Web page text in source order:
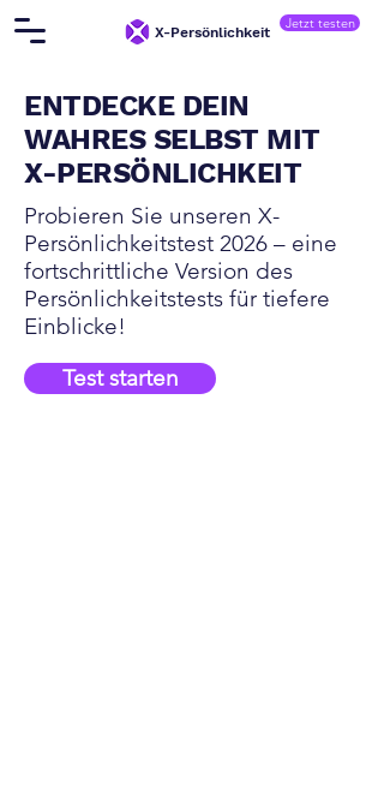
X-Persönlichkeit
Jetzt testen
ENTDECKE DEIN
WAHRES SELBST MIT
X-PERSÖNLICHKEIT
Probieren Sie unseren X-
Persönlichkeitstest 2026 – eine
fortschrittliche Version des
Persönlichkeitstests für tiefere
Einblicke!
Test starten